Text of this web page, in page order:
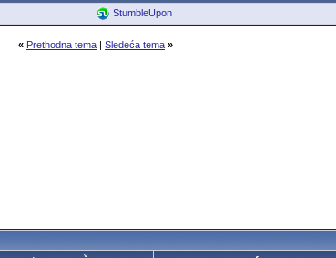
StumbleUpon
« Prethodna tema| Sledeća tema »